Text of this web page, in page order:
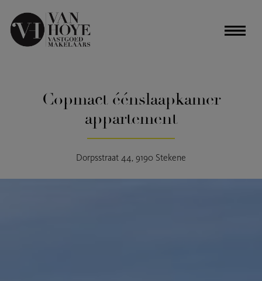
Copmact éénslaapkamer
appartement
Dorpsstraat 44, 9190 Stekene